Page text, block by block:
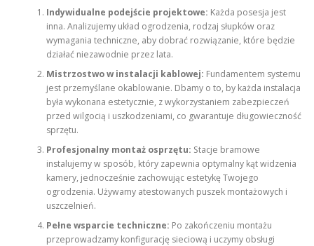
Indywidualne podejście projektowe: Każda posesja jest
inna. Analizujemy układ ogrodzenia, rodzaj słupków oraz
wymagania techniczne, aby dobrać rozwiązanie, które będzie
działać niezawodnie przez lata.
Mistrzostwo w instalacji kablowej: Fundamentem systemu
jest przemyślane okablowanie. Dbamy o to, by każda instalacja
była wykonana estetycznie, z wykorzystaniem zabezpieczeń
przed wilgocią i uszkodzeniami, co gwarantuje długowieczność
sprzętu.
Profesjonalny montaż osprzętu: Stacje bramowe
instalujemy w sposób, który zapewnia optymalny kąt widzenia
kamery, jednocześnie zachowując estetykę Twojego
ogrodzenia. Używamy atestowanych puszek montażowych i
uszczelnień.
Pełne wsparcie techniczne: Po zakończeniu montażu
przeprowadzamy konfigurację sieciową i uczymy obsługi